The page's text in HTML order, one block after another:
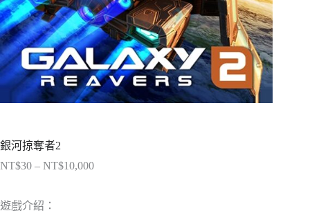
銀河掠奪者2
NT$30 – NT$10,000價
遊戲介紹：